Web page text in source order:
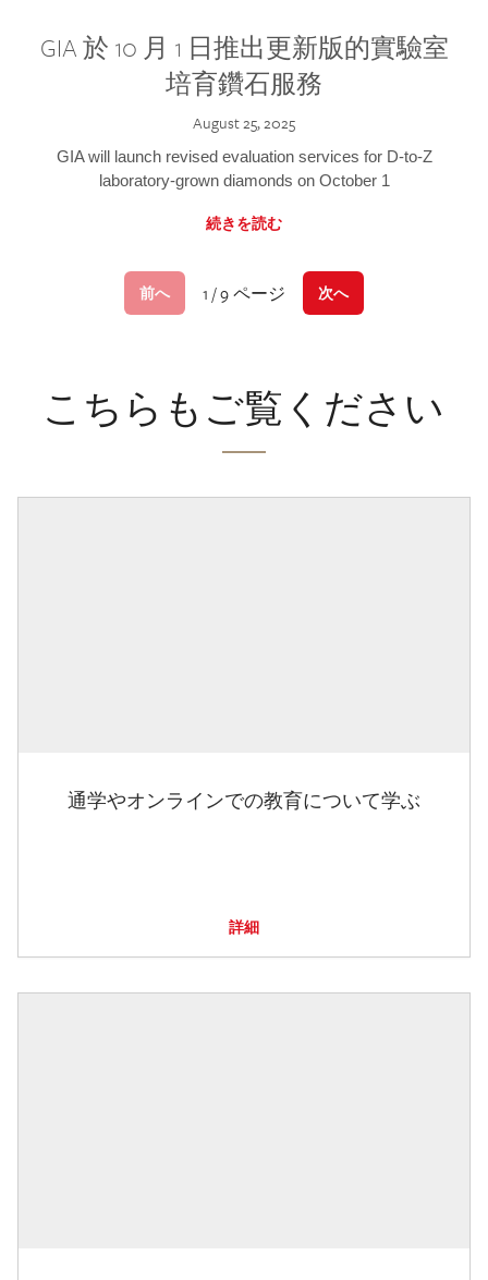
GIA 於 10 月 1 日推出更新版的實驗室
培育鑽石服務
August 25, 2025
GIA will launch revised evaluation services for D-to-Z
laboratory-grown diamonds on October 1
続きを読む
前へ 1 / 9 ページ 次へ
こちらもご覧ください
通学やオンラインでの教育について学ぶ
詳細